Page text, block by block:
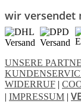
wir versendet
UNSERE
WIDERRUF |
| IMPRESSUM |